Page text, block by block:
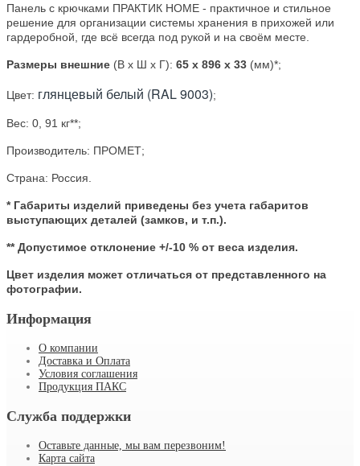
Панель с крючками ПРАКТИК HOME - практичное и стильное
решение для организации системы хранения в прихожей или
гардеробной, где всё всегда под рукой и на своём месте.
Размеры внешние (В х Ш х Г): 65 x 896 x 33 (мм)*;
Цвет: глянцевый белый (RAL 9003);
Вес: 0, 91 кг**;
Производитель: ПРОМЕТ;
Страна: Россия
* Габариты изделий приведены без учета габаритов
выступающих деталей (замков, и т.п.).
** Допустимое отклонение +/-10 % от веса изделия.
Цвет изделия может отличаться от представленного на
фотографии.
Информация
О компании
Доставка и Оплата
Условия соглашения
Продукция ПАКС
Служба поддержки
Оставьте данные, мы вам перезвоним!
Карта сайта